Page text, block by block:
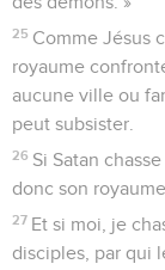
25 Comme Jésus
royaume
aucune ville ou
peut subsister.
26 Si Satan
donc son
27 Et si moi, je
disciples, par qui